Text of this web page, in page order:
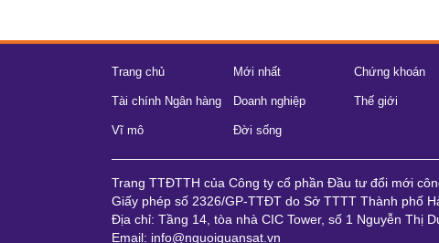
Trang chủ Mới nhất Chứng khoán
Tài chính Ngân hàng Doanh nghiệp Thế giới
Vĩ mô Đời sống
Trang TTĐTTH của Công ty cổ phần Đầu tư đổi mới
Giấy phép số 2326/GP-TTĐT do Sở TTTT Thành phố
Địa chỉ: Tầng 14, tòa nhà CIC Tower, số 1 Nguyễn Thị
Email: info@nguoiquansat.vn